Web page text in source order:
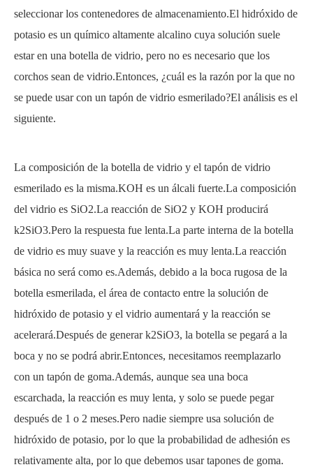
seleccionar los contenedores de almacenamiento.El hidróxido de
potasio es un químico altamente alcalino cuya solución suele
estar en una botella de vidrio, pero no es necesario que los
corchos sean de vidrio.Entonces, ¿cuál es la razón por la que no
se puede usar con un tapón de vidrio esmerilado?El análisis es el
siguiente.
La composición de la botella de vidrio y el tapón de vidrio
esmerilado es la misma.KOH es un álcali fuerte.La composición
del vidrio es SiO2.La reacción de SiO2 y KOH producirá
k2SiO3.Pero la respuesta fue lenta.La parte interna de la botella
de vidrio es muy suave y la reacción es muy lenta.La reacción
básica no será como es.Además, debido a la boca rugosa de la
botella esmerilada, el área de contacto entre la solución de
hidróxido de potasio y el vidrio aumentará y la reacción se
acelerará.Después de generar k2SiO3, la botella se pegará a la
boca y no se podrá abrir.Entonces, necesitamos reemplazarlo
con un tapón de goma.Además, aunque sea una boca
escarchada, la reacción es muy lenta, y solo se puede pegar
después de 1 o 2 meses.Pero nadie siempre usa solución de
hidróxido de potasio, por lo que la probabilidad de adhesión es
relativamente alta, por lo que debemos usar tapones de goma.